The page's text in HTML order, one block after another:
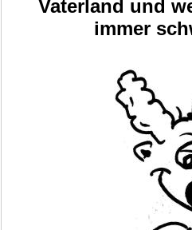
Vaterland und
immer